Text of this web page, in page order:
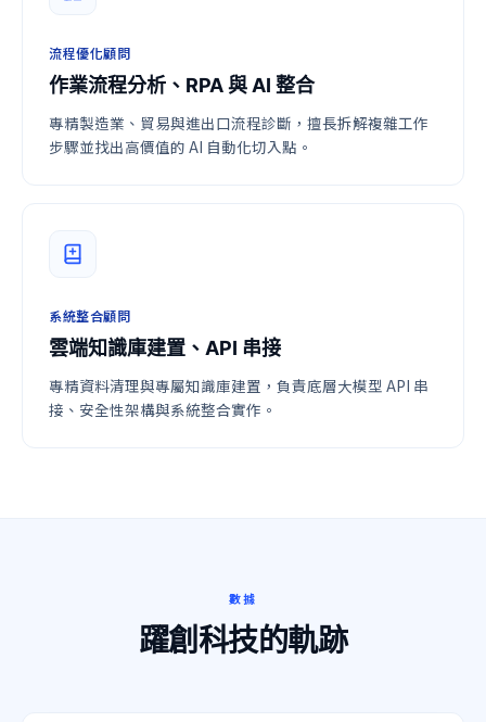
流程優化顧問
作業流程分析、RPA 與 AI 整合
專精製造業、貿易與進出口流程診斷，擅長拆解複雜工作
步驟並找出高價值的 AI 自動化切入點。
系統整合顧問
雲端知識庫建置、API 串接
專精資料清理與專屬知識庫建置，負責底層大模型 API 串
接、安全性架構與系統整合實作。
數據
躍創科技的軌跡